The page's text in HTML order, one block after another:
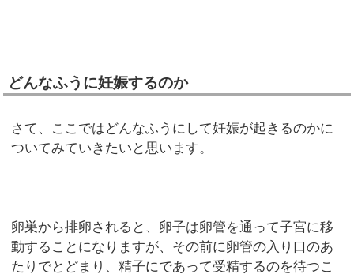
どんなふうに妊娠するのか
さて、ここではどんなふうにして妊娠が起きるのかに
ついてみていきたいと思います。
卵巣から排卵されると、卵子は卵管を通って子宮に移
動することになりますが、その前に卵管の入り口のあ
たりでとどまり、精子にであって受精するのを待つこ